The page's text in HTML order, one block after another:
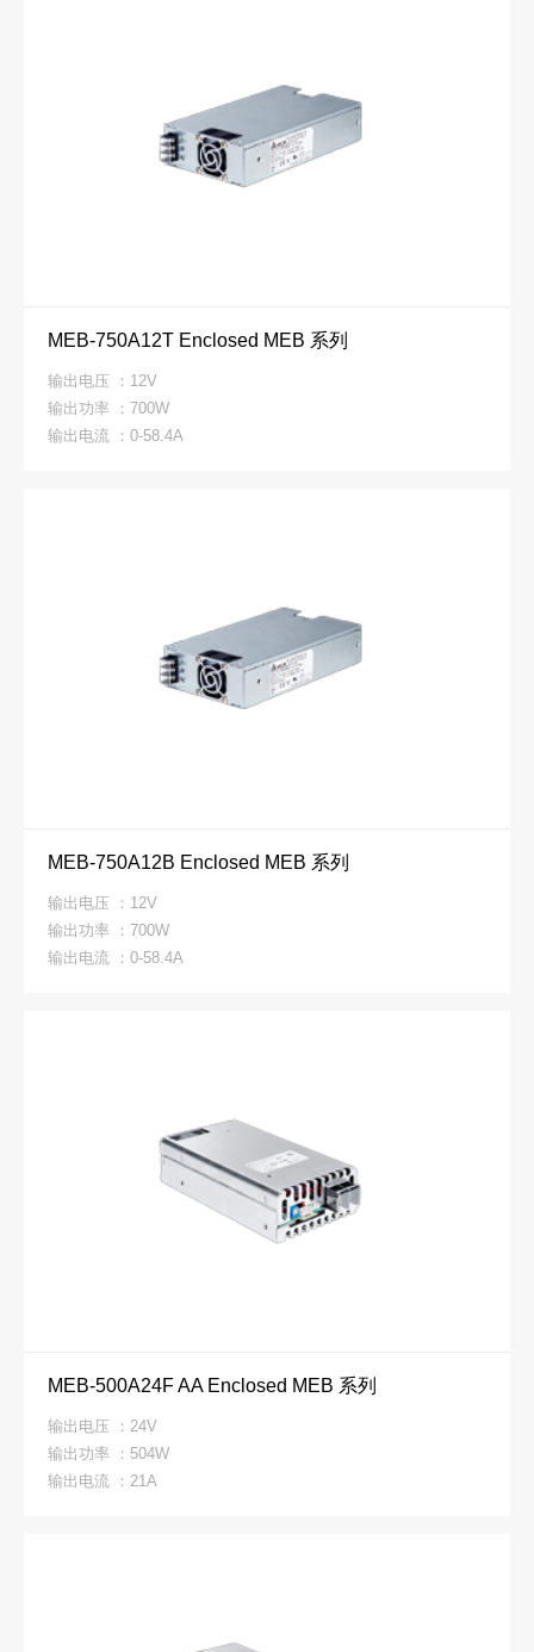
MEB-750A12T Enclosed MEB 系列
输出电压 ：12V
输出功率 ：700W
输出电流 ：0-58.4A
MEB-750A12B Enclosed MEB 系列
输出电压 ：12V
输出功率 ：700W
输出电流 ：0-58.4A
MEB-500A24F AA Enclosed MEB 系列
输出电压 ：24V
输出功率 ：504W
输出电流 ：21A